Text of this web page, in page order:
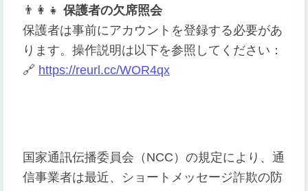
👨 👩 👧 保護者の欠席照会
保護者は事前にアカウントを登録する必要があ
ります。操作説明は以下を参照してください：
🔗 https://reurl.cc/WOR4qx
国家通訊伝播委員会（NCC）の規定により、通
信事業者は最近、ショートメッセージ詐欺の防